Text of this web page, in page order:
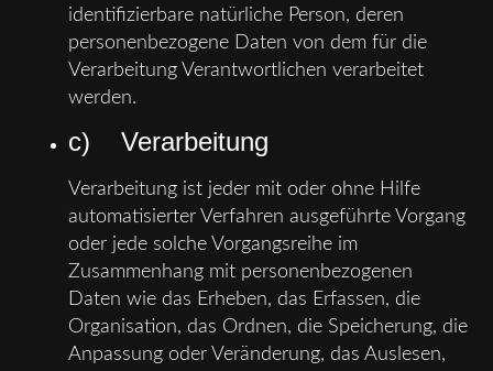
identifizierbare natürliche Person, deren
personenbezogene Daten von dem für die
Verarbeitung Verantwortlichen verarbeitet
werden.
c) Verarbeitung
Verarbeitung ist jeder mit oder ohne Hilfe
automatisierter Verfahren ausgeführte Vorgang
oder jede solche Vorgangsreihe im
Zusammenhang mit personenbezogenen
Daten wie das Erheben, das Erfassen, die
Organisation, das Ordnen, die Speicherung, die
Anpassung oder Veränderung, das Auslesen,